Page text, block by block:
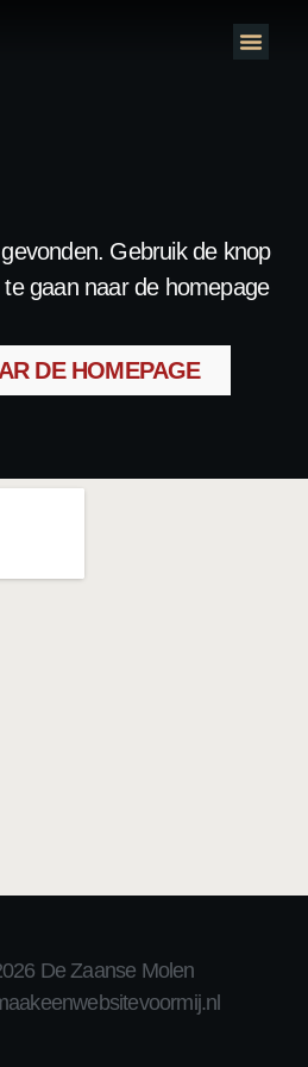
Gebruik de knop
gaan naar de homepage
DE HOMEPAGE
De Zaanse Molen